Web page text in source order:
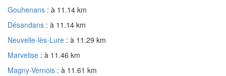
Gouhenans : à 11.14 km
Désandans : à 11.14 km
Neuvelle-lès-Lure : à 11.29 km
Marvelise : à 11.46 km
Magny-Vernois : à 11.61 km